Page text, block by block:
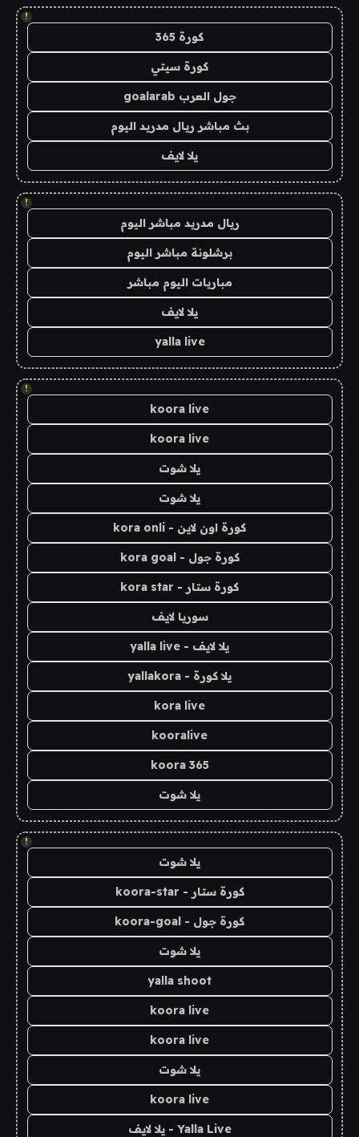
!
كورة 365
كورة سيتي
جول العرب goalarab
بث مباشر ريال مدريد اليوم
يلا لايف
!
ريال مدريد مباشر اليوم
برشلونة مباشر اليوم
مباريات اليوم مباشر
يلا لايف
yalla live
!
koora live
koora live
يلا شوت
يلا شوت
كورة اون لاين - kora onli
كورة جول - kora goal
كورة ستار - kora star
سوريا لايف
يلا لايف - yalla live
يلا كورة - yallakora
kora live
kooralive
koora 365
يلا شوت
!
يلا شوت
كورة ستار - koora-star
كورة جول - koora-goal
يلا شوت
yalla shoot
koora live
koora live
يلا شوت
koora live
Yalla Live - يلا لايف